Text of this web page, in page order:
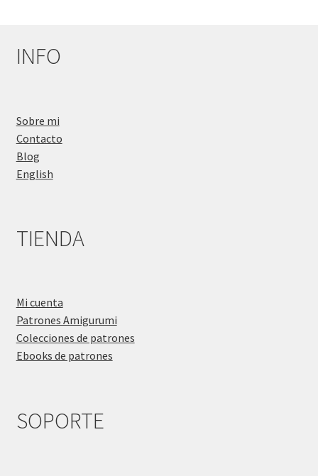
INFO
Sobre mi
Contacto
Blog
English
TIENDA
Mi cuenta
Patrones Amigurumi
Colecciones de patrones
Ebooks de patrones
SOPORTE